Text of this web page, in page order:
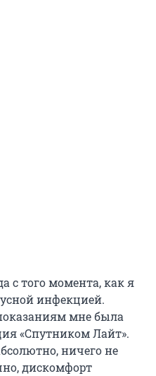
с того момента, как я
инфекцией.
мне была
«Спутником Лайт».
ничего не
дискомфорт